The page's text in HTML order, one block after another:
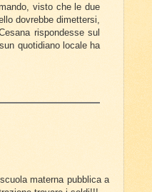
visto che le due
dovrebbe dimettersi,
rispondesse sul
quotidiano locale ha
materna pubblica a